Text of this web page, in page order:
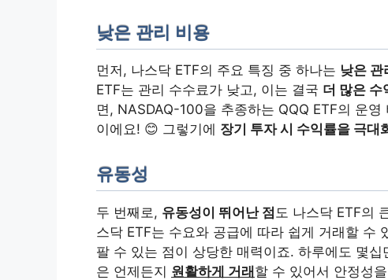
낮은 관리 비용
먼저, 나스닥 ETF의 주요 특징 중 하나는 낮은 관
ETF는 관리 수수료가 낮고, 이는 결국 더 많은 수
면, NASDAQ-100을 추종하는 QQQ ETF의 운
이에요! 😊 그렇기에 장기 투자 시 수익률을 극대
유동성
두 번째로, 유동성이 뛰어난 점 도 나스닥 ETF의
스닥 ETF는 수요와 공급에 따라 쉽게 거래할 수
팔 수 있는 점이 상당한 매력이죠. 하루에도 몇
은 언제든지 원활하게 거래할 수 있어서 안정성